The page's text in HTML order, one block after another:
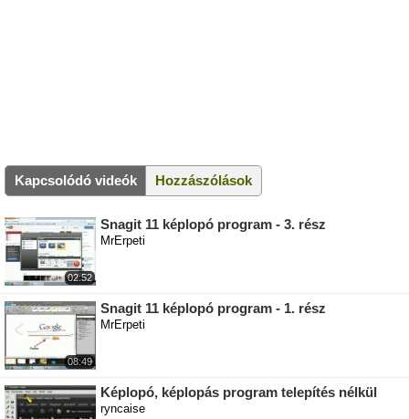
Kapcsolódó videók Hozzászólások
02:52
Snagit 11 képlopó program - 3. rész
MrErpeti
08:49
Snagit 11 képlopó program - 1. rész
MrErpeti
Képlopó, képlopás program telepítés nélkül
ryncaise